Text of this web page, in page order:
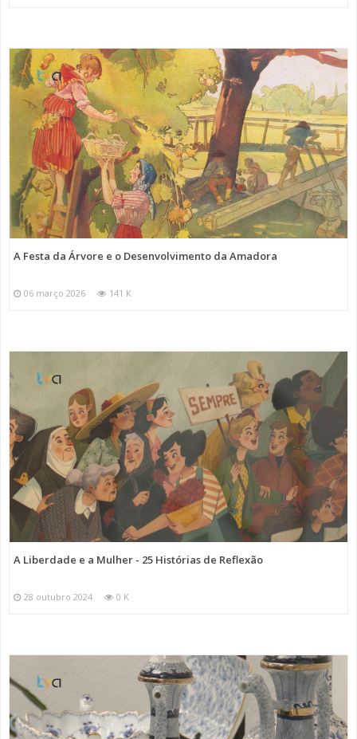
A Festa da Árvore e o Desenvolvimento da Amadora
06 março 2026 141 K
A Liberdade e a Mulher - 25 Histórias de Reflexão
28 outubro 2024 0 K